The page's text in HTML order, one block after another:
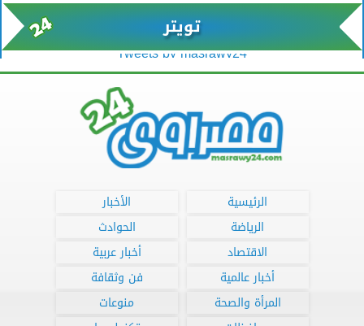
تويتر
Tweets by masrawy24
الرئيسية
الأخبار
الرياضة
الحوادث
الاقتصاد
أخبار عربية
أخبار عالمية
فن وثقافة
المرأة والصحة
منوعات